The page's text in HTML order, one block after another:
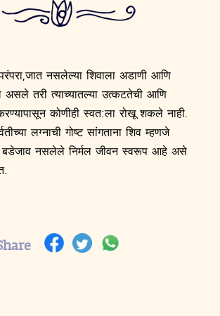
नसलेल्या शिवाला अडाणी आणि
तरी त्याच्यातल्या उत्कटतेची आणि
कोणीही स्वत:ला रोखू शकले नाही.
लग्नाची गोष्ट सांगताना शिव म्हणजे
बडेजाव नसलेले निर्मल जीवन स्वरूप आहे असे